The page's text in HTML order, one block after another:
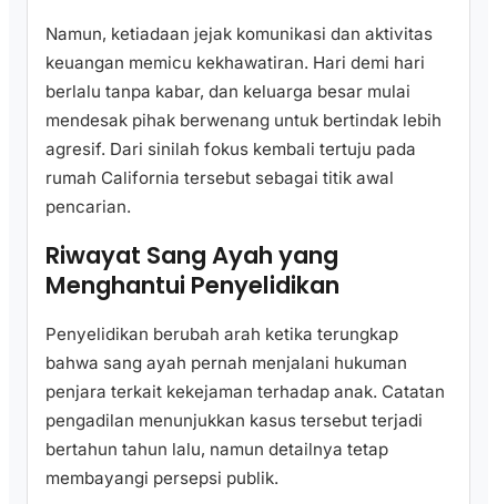
Namun, ketiadaan jejak komunikasi dan aktivitas
keuangan memicu kekhawatiran. Hari demi hari
berlalu tanpa kabar, dan keluarga besar mulai
mendesak pihak berwenang untuk bertindak lebih
agresif. Dari sinilah fokus kembali tertuju pada
rumah California tersebut sebagai titik awal
pencarian.
Riwayat Sang Ayah yang
Menghantui Penyelidikan
Penyelidikan berubah arah ketika terungkap
bahwa sang ayah pernah menjalani hukuman
penjara terkait kekejaman terhadap anak. Catatan
pengadilan menunjukkan kasus tersebut terjadi
bertahun tahun lalu, namun detailnya tetap
membayangi persepsi publik.